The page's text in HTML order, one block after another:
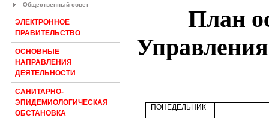
Общественный совет
ЭЛЕКТРОННОЕ
ПРАВИТЕЛЬСТВО
ОСНОВНЫЕ
НАПРАВЛЕНИЯ
ДЕЯТЕЛЬНОСТИ
САНИТАРНО-
ЭПИДЕМИОЛОГИЧЕСКАЯ
ОБСТАНОВКА
План
ПОНЕДЕЛЬНИК